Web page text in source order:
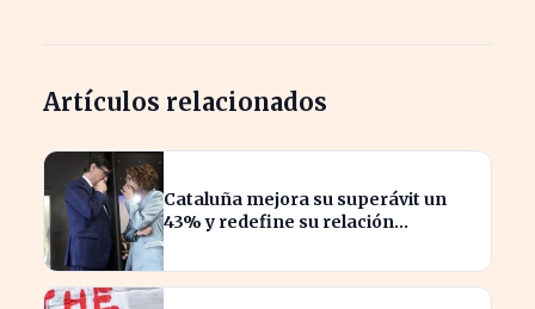
Artículos relacionados
Cataluña mejora su superávit un
43% y redefine su relación